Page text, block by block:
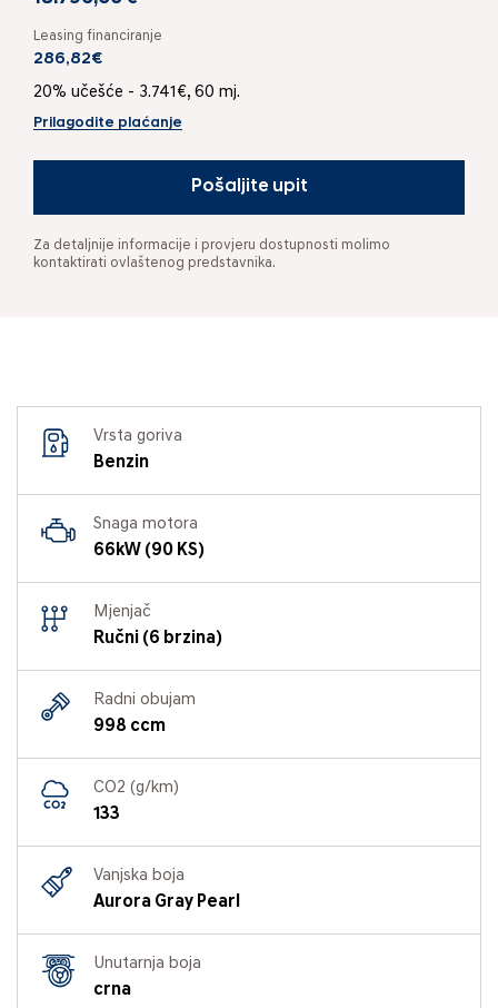
Leasing financiranje
286,82€
20% učešće - 3.741€, 60 mj.
Prilagodite plaćanje
Pošaljite upit
Za detaljnije informacije i provjeru dostupnosti molimo
kontaktirati ovlaštenog predstavnika.
Vrsta goriva
Benzin
Snaga motora
66kW (90 KS)
Mjenjač
Ručni (6 brzina)
Radni obujam
998 ccm
CO2 (g/km)
133
Vanjska boja
Aurora Gray Pearl
Unutarnja boja
crna